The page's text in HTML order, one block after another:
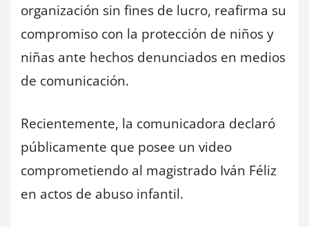
organización sin fines de lucro, reafirma su
compromiso con la protección de niños y
niñas ante hechos denunciados en medios
de comunicación.
Recientemente, la comunicadora declaró
públicamente que posee un video
comprometiendo al magistrado Iván Féliz
en actos de abuso infantil.